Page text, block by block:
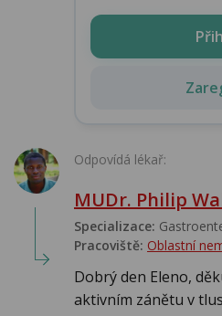
Odpovídá lékař:
MUDr. Philip
Specializace:
Pracoviště: Oblastní
Dobrý den Eleno,
aktivním zánětu v